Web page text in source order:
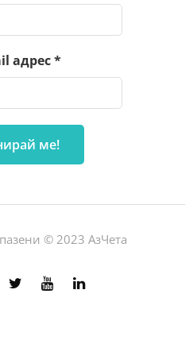
адрес*
© 2023 АзЧета